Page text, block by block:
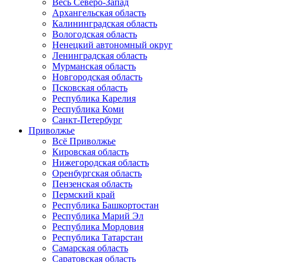
Весь Северо-Запад
Архангельская область
Калининградская область
Вологодская область
Ненецкий автономный округ
Ленинградская область
Мурманская область
Новгородская область
Псковская область
Республика Карелия
Республика Коми
Санкт-Петербург
Приволжье
Всё Приволжье
Кировская область
Нижегородская область
Оренбургская область
Пензенская область
Пермский край
Республика Башкортостан
Республика Марий Эл
Республика Мордовия
Республика Татарстан
Самарская область
Саратовская область